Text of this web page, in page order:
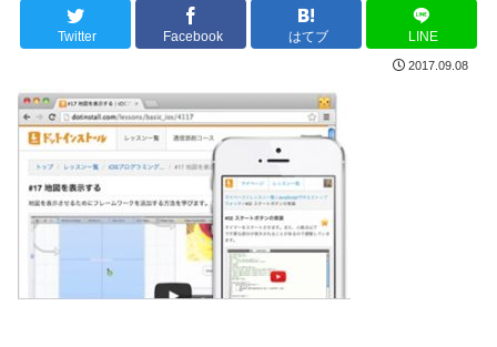
Twitter Facebook はてブ LINE
2017.09.08